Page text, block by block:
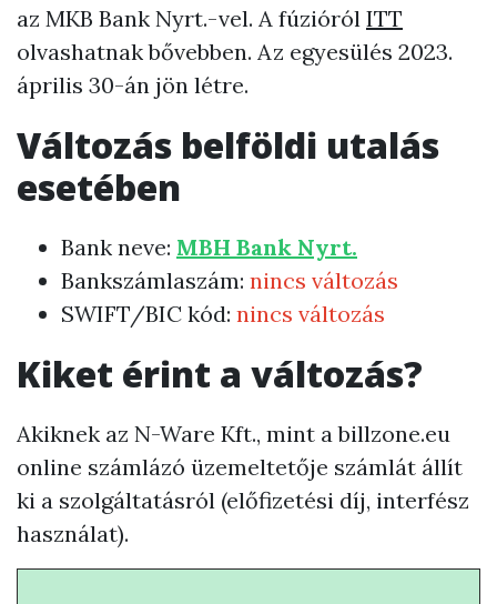
az MKB Bank Nyrt.-vel. A fúzióról ITT
olvashatnak bővebben. Az egyesülés 2023.
április 30-án jön létre.
Változás belföldi utalás
esetében
Bank neve: MBH Bank Nyrt.
Bankszámlaszám: nincs változás
SWIFT/BIC kód: nincs változás
Kiket érint a változás?
Akiknek az N-Ware Kft., mint a billzone.eu
online számlázó üzemeltetője számlát állít
ki a szolgáltatásról (előfizetési díj, interfész
használat).